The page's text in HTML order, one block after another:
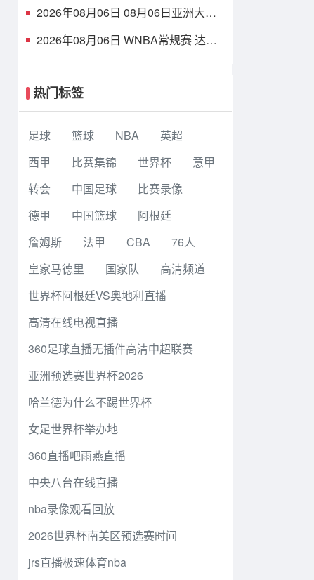
海交通大学 集锦
2026年08月06日 08月06日亚洲大学
治大学 集锦
2026年08月06日 WNBA常规赛 达拉
热门标签
足球 篮球 NBA
英超
西甲
比赛集锦 世界杯
意甲
转会
中国足球
比赛录像
德甲
中国篮球
阿根廷
詹姆斯
法甲 CBA
76人
皇家马德里
国家队
高清频道
世界杯阿根廷VS奥地利直播
高清在线电视直播
360足球直播无插件高清中超联赛
亚洲预选赛世界杯2026
哈兰德为什么不踢世界杯
女足世界杯举办地
360直播吧雨燕直播
中央八台在线直播
nba录像观看回放
2026世界杯南美区预选赛时间
jrs直播极速体育nba